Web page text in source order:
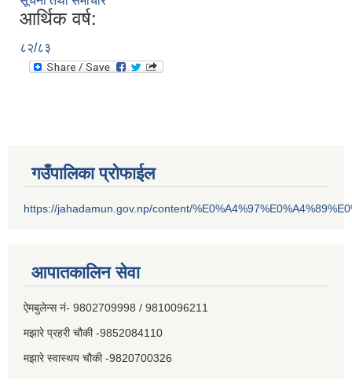
आर्थिक वर्ष:
८२/८३
गउँपालिका प्रोफाईल
https://jahadamun.gov.np/content/
आपातकालिन सेवा
ऐमबुलेन्स नं- 9802709998 / 9810096211
मझारे प्रहरी चौकी -9852084110
मझारे स्वास्थय चौकी -9820700326